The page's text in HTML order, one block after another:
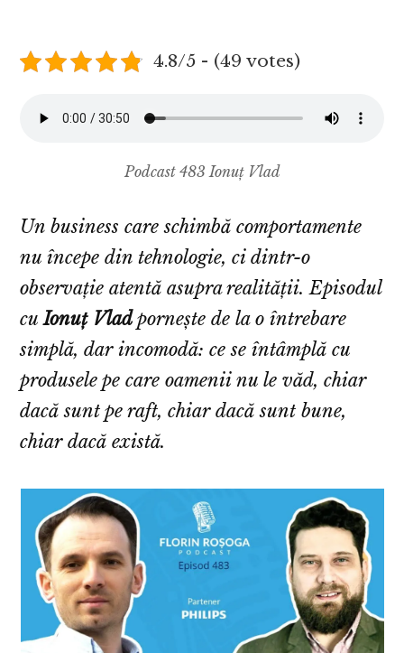
4.8/5 - (49 votes)
Podcast 483 Ionuț Vlad
Un business care schimbă comportamente
nu începe din tehnologie, ci dintr-o
observație atentă asupra realității. Episodul
cuIonuț Vladpornește de la o întrebare
simplă, dar incomodă: ce se întâmplă cu
produsele pe care oamenii nu le văd, chiar
dacă sunt pe raft, chiar dacă sunt bune,
chiar dacă există.